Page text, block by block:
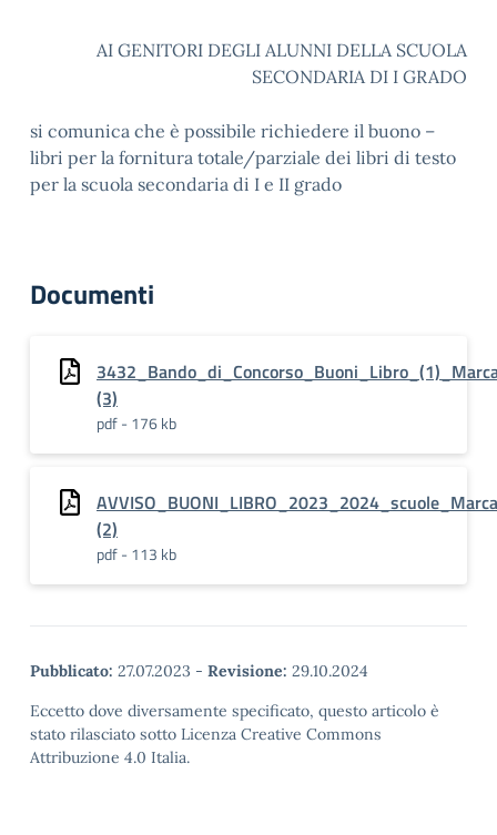
AI GENITORI DEGLI ALUNNI DELLA SCUOLA
SECONDARIA DI I GRADO
si comunica che è possibile richiedere il buono –
libri per la fornitura totale/parziale dei libri di testo
per la scuola secondaria di I e II grado
Documenti
(3)
pdf - 176 kb
(2)
pdf - 113 kb
Pubblicato: 27.07.2023 - Revisione: 29.10.2024
Eccetto dove diversamente specificato, questo articolo è
stato rilasciato sotto Licenza Creative Commons
Attribuzione 4.0 Italia.